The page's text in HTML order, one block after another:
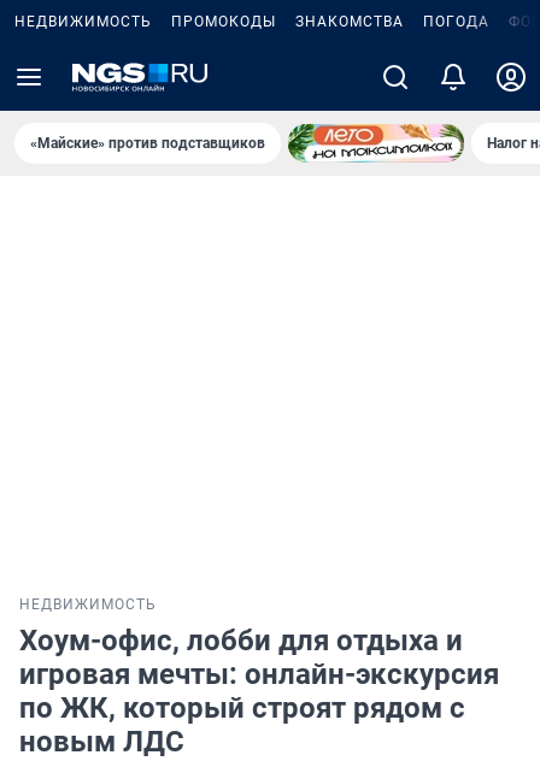
НЕДВИЖИМОСТЬ ПРОМОКОДЫ ЗНАКОМСТВА ПОГОДА
«Майские» против подставщиков Налог
НЕДВИЖИМОСТЬ
Хоум-офис, лобби для отдыха и
игровая мечты: онлайн-экскурсия
по ЖК, который строят рядом с
новым ЛДС